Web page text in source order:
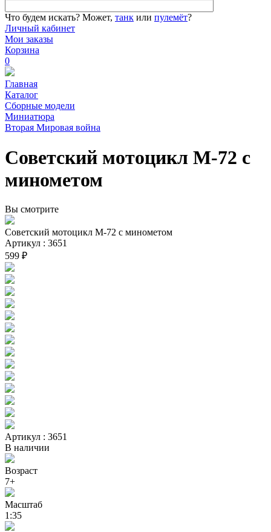
Что будем искать? Может, танк или пулемёт?
Личный кабинет
Мои заказы
Корзина
0
Главная
Каталог
Сборные модели
Миниатюра
Вторая Мировая война
Советский мотоцикл М-72 с
минометом
Вы смотрите
Советский мотоцикл М-72 с минометом
Артикул : 3651
599 ₽
Артикул : 3651
В наличии
Возраст
7+
Масштаб
1:35